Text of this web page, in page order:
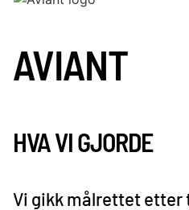
AVIANT
HVA VI GJORDE
Vi gikk målrettet etter